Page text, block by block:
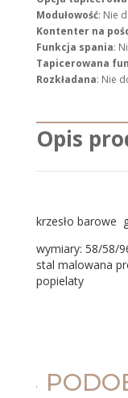
Modułowość: Nie
Kontenter na
Funkcja spania:
Tapicerowana
Rozkładana: Nie
Opis
krzesło barowe
wymiary: 58/58/
stal malowana
popielaty